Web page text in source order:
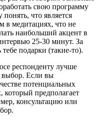
свою программу
что является
в медитациях, что не
наибольший акцент в
25-30 минут. За
подарки (такие-то).
респонденту лучше
выбор. Если вы
потенциальных
который предполагает
консультацию или